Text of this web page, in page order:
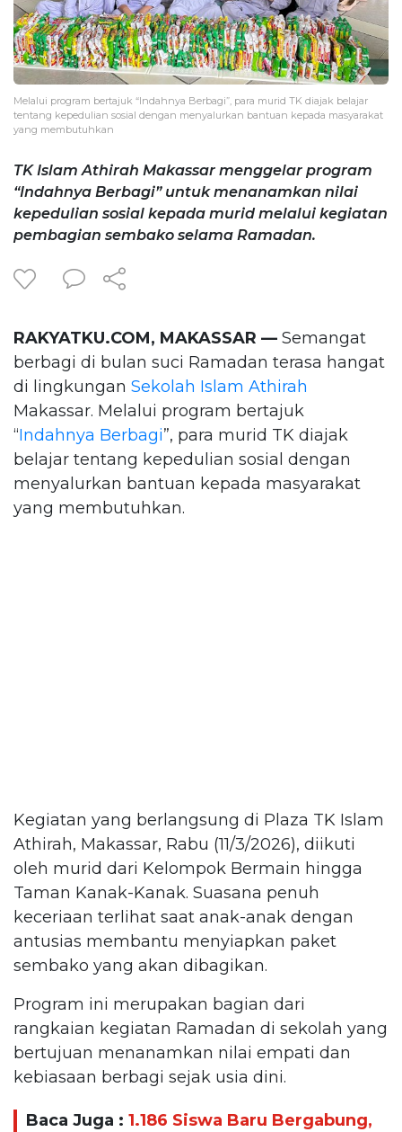
Melalui program bertajuk “Indahnya Berbagi”, para murid TK diajak belajar
tentang kepedulian sosial dengan menyalurkan bantuan kepada masyarakat
yang membutuhkan
TK Islam Athirah Makassar menggelar program
“Indahnya Berbagi” untuk menanamkan nilai
kepedulian sosial kepada murid melalui kegiatan
pembagian sembako selama Ramadan.
RAKYATKU.COM, MAKASSAR — Semangat
berbagi di bulan suci Ramadan terasa hangat
di lingkungan Sekolah Islam Athirah
Makassar. Melalui program bertajuk
“Indahnya Berbagi”, para murid TK diajak
belajar tentang kepedulian sosial dengan
menyalurkan bantuan kepada masyarakat
yang membutuhkan.
Kegiatan yang berlangsung di Plaza TK Islam
Athirah, Makassar, Rabu (11/3/2026), diikuti
oleh murid dari Kelompok Bermain hingga
Taman Kanak-Kanak. Suasana penuh
keceriaan terlihat saat anak-anak dengan
antusias membantu menyiapkan paket
sembako yang akan dibagikan.
Program ini merupakan bagian dari
rangkaian kegiatan Ramadan di sekolah yang
bertujuan menanamkan nilai empati dan
kebiasaan berbagi sejak usia dini.
Baca Juga : 1.186 Siswa Baru Bergabung,